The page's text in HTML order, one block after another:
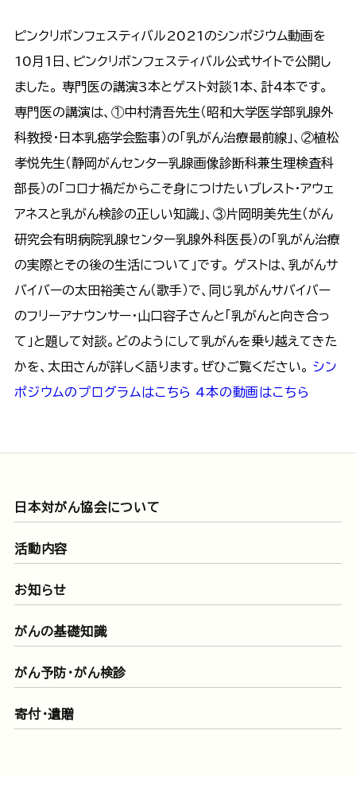
ピンクリボンフェスティバル2021のシンポジウム動画を
10月1日、ピンクリボンフェスティバル公式サイトで公開し
ました。 専門医の講演3本とゲスト対談1本、計4本です。
専門医の講演は、①中村清吾先生（昭和大学医学部乳腺外
科教授・日本乳癌学会監事）の「乳がん治療最前線」、②植松
孝悦先生（静岡がんセンター乳腺画像診断科兼生理検査科
部長）の「コロナ禍だからこそ身につけたいブレスト・アウェ
アネスと乳がん検診の正しい知識」、③片岡明美先生（がん
研究会有明病院乳腺センター乳腺外科医長）の「乳がん治療
の実際とその後の生活について」です。 ゲストは、乳がんサ
バイバーの太田裕美さん（歌手）で、同じ乳がんサバイバー
のフリーアナウンサー・山口容子さんと「乳がんと向き合っ
て」と題して対談。どのようにして乳がんを乗り越えてきた
かを、太田さんが詳しく語ります。ぜひご覧ください。 シン
ポジウムのプログラムはこちら 4本の動画はこちら
日本対がん協会について
活動内容
お知らせ
がんの基礎知識
がん予防・がん検診
寄付・遺贈